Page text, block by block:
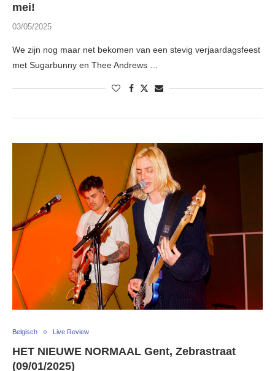
mei!
03/05/2025
We zijn nog maar net bekomen van een stevig verjaardagsfeest
met Sugarbunny en Thee Andrews …
Belgisch Live Review
HET NIEUWE NORMAAL Gent, Zebrastraat
(09/01/2025)